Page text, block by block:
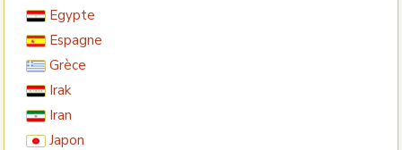
Egypte
Espagne
Grèce
Irak
Iran
Japon